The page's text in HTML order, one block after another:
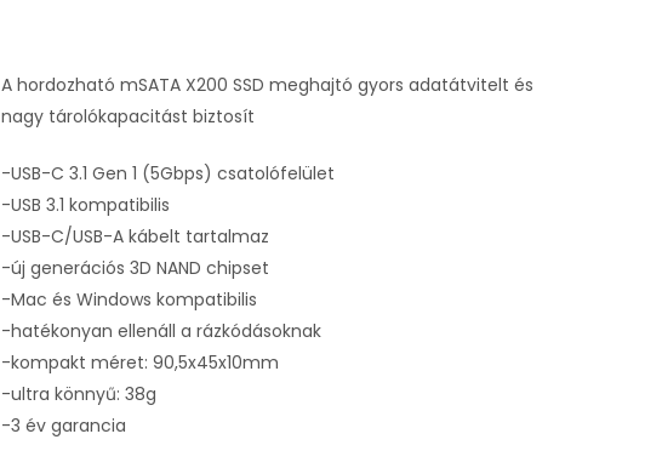
A hordozható mSATA X200 SSD meghajtó gyors adatátvitelt és
nagy tárolókapacitást biztosít
-USB-C 3.1 Gen 1 (5Gbps) csatolófelület
-USB 3.1 kompatibilis
-USB-C/USB-A kábelt tartalmaz
-új generációs 3D NAND chipset
-Mac és Windows kompatibilis
-hatékonyan ellenáll a rázkódásoknak
-kompakt méret: 90,5x45x10mm
-ultra könnyű: 38g
-3 év garancia